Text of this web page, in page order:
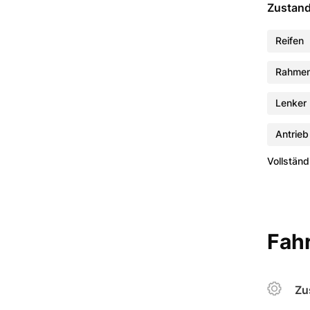
Reifen
Lenker
Antrieb